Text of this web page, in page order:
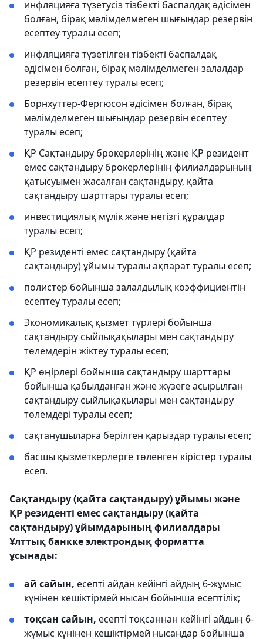
инфляцияға түзетусіз тізбекті баспалдақ әдісімен
болған, бірақ мәлімделмеген шығындар резервін
есептеу туралы есеп;
инфляцияға түзетілген тізбекті баспалдақ
әдісімен болған, бірақ мәлімделмеген залалдар
резервін есептеу туралы есеп;
Борнхуттер-Фергюсон әдісімен болған, бірақ
мәлімделмеген шығындар резервін есептеу
туралы есеп;
ҚР Сақтандыру брокерлерінің және ҚР резидент
емес сақтандыру брокерлерінің филиалдарының
қатысуымен жасалған сақтандыру, қайта
сақтандыру шарттары туралы есеп;
инвестициялық мүлік және негізгі құралдар
туралы есеп;
ҚР резиденті емес сақтандыру (қайта
сақтандыру) ұйымы туралы ақпарат туралы есеп;
полистер бойынша залалдылық коэффициентін
есептеу туралы есеп;
Экономикалық қызмет түрлері бойынша
сақтандыру сыйлықақылары мен сақтандыру
төлемдерін жіктеу туралы есеп;
ҚР өңірлері бойынша сақтандыру шарттары
бойынша қабылданған және жүзеге асырылған
сақтандыру сыйлықақылары мен сақтандыру
төлемдері туралы есеп;
сақтанушыларға берілген қарыздар туралы есеп;
басшы қызметкерлерге төленген кірістер туралы
есеп.
Сақтандыру (қайта сақтандыру) ұйымы және
ҚР резиденті емес сақтандыру (қайта
сақтандыру) ұйымдарының филиалдары
Ұлттық банкке электрондық форматта
ұсынады:
ай сайын, есепті айдан кейінгі айдың 6-жұмыс
күнінен кешіктірмей нысан бойынша есептілік;
тоқсан сайын, есепті тоқсаннан кейінгі айдың 6-
жұмыс күнінен кешіктірмей нысандар бойынша